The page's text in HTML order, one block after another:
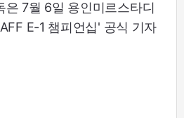
은 7월 6일 용인미르스타디
E-1 챔피언십' 공식 기자